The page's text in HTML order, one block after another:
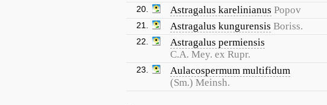
20. Astragalus karelinianus Popov
21.
Astragalus kungurensis Boriss.
22.
Astragalus permiensis
C.A. Mey. ex Rupr.
23.
Aulacospermum multifidum
(Sm.) Meinsh.